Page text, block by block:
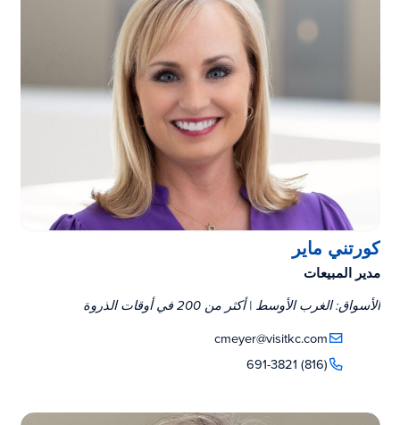
كورتني ماير
مدير المبيعات
الأسواق: الغرب الأوسط | أكثر من 200 في أوقات الذروة
cmeyer@visitkc.com
(816) 691-3821